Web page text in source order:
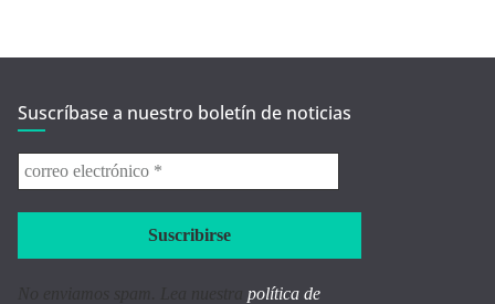
Suscríbase a nuestro boletín de noticias
política de